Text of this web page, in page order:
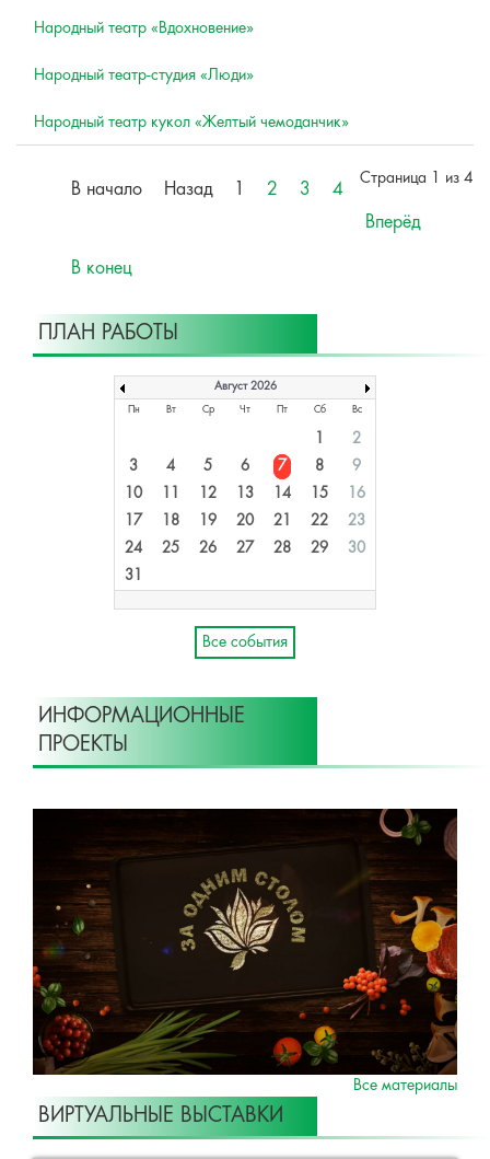
Народный театр «Вдохновение»
Народный театр-студия «Люди»
Народный театр кукол «Желтый чемоданчик»
Страница 1 из 4
В начало Назад 2 3
4
Вперёд
В конец
ПЛАН РАБОТЫ
Август 2026
Пн Вт Ср Чт Пт Сб Вс
1
2
3
4 5 6 7 8
9
10
11 12 13 14 15
16
17
18 19 20 21 22
23
24
25 26 27 28 29
30
31
Все события
ИНФОРМАЦИОННЫЕ
ПРОЕКТЫ
Все материалы
ВИРТУАЛЬНЫЕ ВЫСТАВКИ